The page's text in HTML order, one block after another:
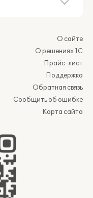
О сайте
О решениях 1С
Прайс-лист
Поддержка
Обратная связь
Сообщить об ошибке
Карта сайта